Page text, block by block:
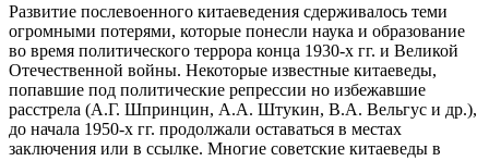
Развитие послевоенного китаеведения сдерживалось теми
огромными потерями, которые понесли наука и образование
во время политического террора конца 1930-х гг. и Великой
Отечественной войны. Некоторые известные китаеведы,
попавшие под политические репрессии но избежавшие
расстрела (А.Г. Шпринцин, А.А. Штукин, В.А. Вельгус и др.),
до начала 1950-х гг. продолжали оставаться в местах
заключения или в ссылке. Многие советские китаеведы в